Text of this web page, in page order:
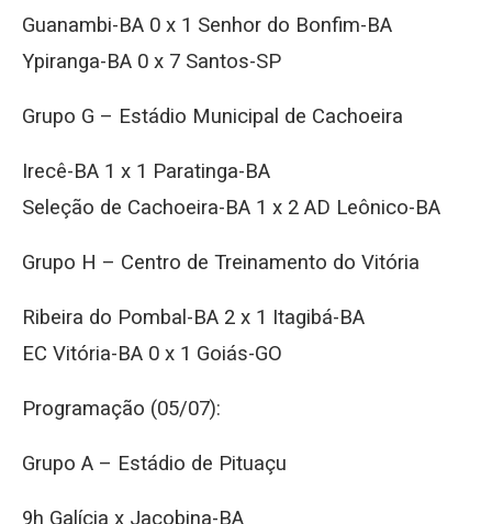
Guanambi-BA 0 x 1 Senhor do Bonfim-BA
Ypiranga-BA 0 x 7 Santos-SP
Grupo G – Estádio Municipal de Cachoeira
Irecê-BA 1 x 1 Paratinga-BA
Seleção de Cachoeira-BA 1 x 2 AD Leônico-BA
Grupo H – Centro de Treinamento do Vitória
Ribeira do Pombal-BA 2 x 1 Itagibá-BA
EC Vitória-BA 0 x 1 Goiás-GO​
Programação (05/07):
Grupo A – Estádio de Pituaçu
9h Galícia x Jacobina-BA